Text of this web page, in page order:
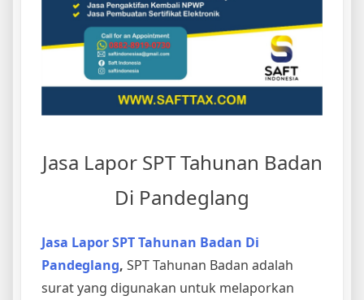
Jasa Lapor SPT Tahunan Badan
Di Pandeglang
Jasa Lapor SPT Tahunan Badan Di
Pandeglang, SPT Tahunan Badan adalah
surat yang digunakan untuk melaporkan